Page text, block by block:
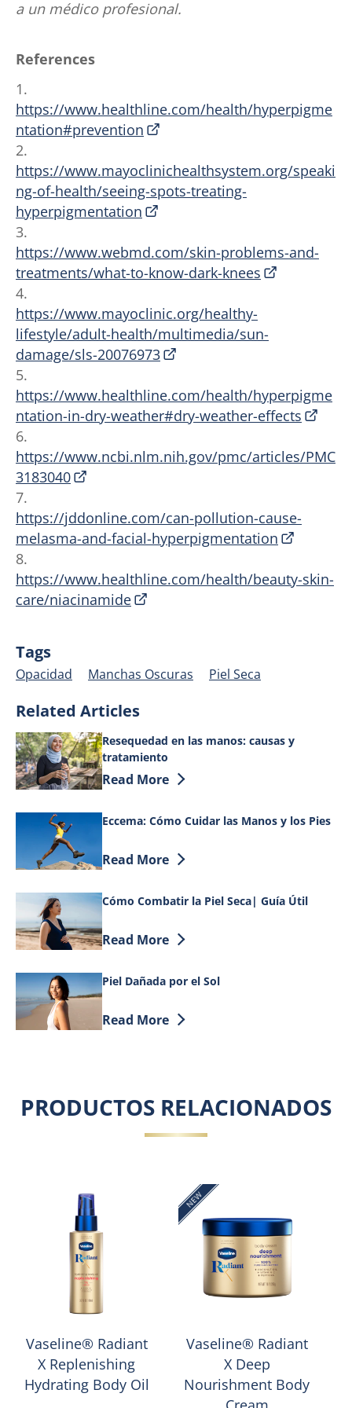
a un médico profesional.
References
1.
https://www.healthline.com/health/hyperpigme
ntation#prevention
2.
https://www.mayoclinichealthsystem.org/speaki
ng-of-health/seeing-spots-treating-
hyperpigmentation
3.
https://www.webmd.com/skin-problems-and-
treatments/what-to-know-dark-knees
4.
https://www.mayoclinic.org/healthy-
lifestyle/adult-health/multimedia/sun-
damage/sls-20076973
5.
https://www.healthline.com/health/hyperpigme
ntation-in-dry-weather#dry-weather-effects
6.
https://www.ncbi.nlm.nih.gov/pmc/articles/PMC
3183040
7.
https://jddonline.com/can-pollution-cause-
melasma-and-facial-hyperpigmentation
8.
https://www.healthline.com/health/beauty-skin-
care/niacinamide
Tags
Opacidad Manchas Oscuras Piel Seca
Related Articles
Resequedad en las manos: causas y
tratamiento
Discover more about Resequedad en
Read More
Eccema: Cómo Cuidar las Manos y los Pies
Discover more about Eccema: Cómo
Read More
Cómo Combatir la Piel Seca| Guía Útil
Discover more about Cómo Combatir
Read More
Piel Dañada por el Sol
Discover more about Piel Dañada por el
Read More
PRODUCTOS RELACIONADOS
Vaseline® Radiant
X Replenishing
Hydrating Body Oil
Vaseline® Radiant
X Deep
Nourishment Body
NEW